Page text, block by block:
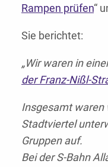
Rampen prüfen“
Sie berichtet:
„Wir waren in
der Franz-Nißl-
Insgesamt waren
Stadtviertel
Gruppen auf.
Bei der S-Bahn